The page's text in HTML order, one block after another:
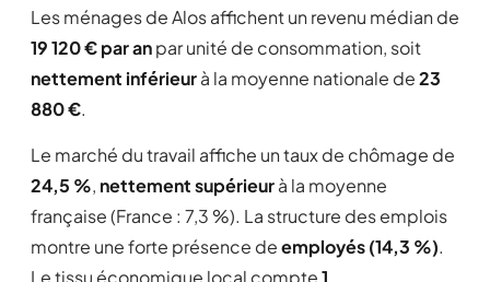
Les ménages de Alos affichent un revenu médian de
19 120 € par anpar unité de consommation, soit
nettement inférieurà la moyenne nationale de23
880 €.
Le marché du travail affiche un taux de chômage de
24,5 %, nettement supérieurà la moyenne
française (France : 7,3 %). La structure des emplois
montre une forte présence deemployés (14,3 %).
Le tissu économique local compte1